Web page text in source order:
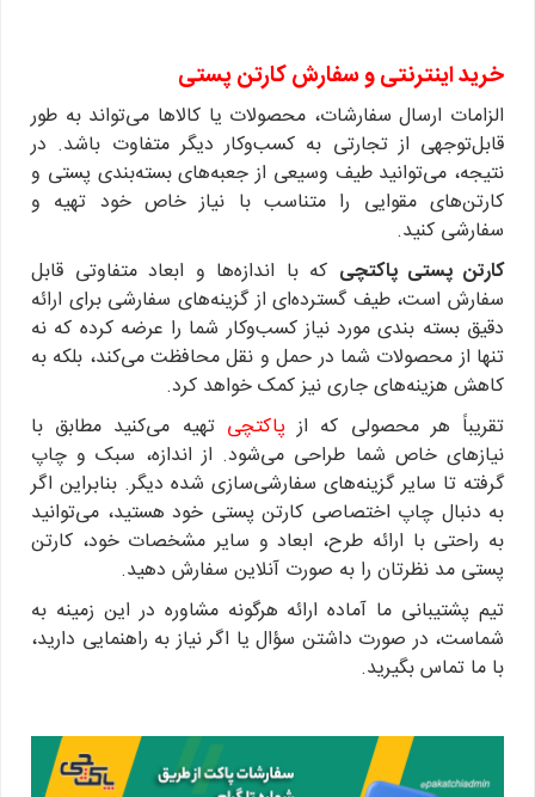
خرید اینترنتی و سفارش کارتن پستی
الزامات ارسال سفارشات، محصولات یا کالاها می‌تواند به طور
قابل‌توجهی از تجارتی به کسب‌وکار دیگر متفاوت باشد. در
نتیجه، می‌توانید طیف وسیعی از جعبه‌های بسته‌بندی پستی و
کارتن‌های مقوایی را متناسب با نیاز خاص خود تهیه و
سفارشی کنید.
کارتن پستی پاکتچی که با اندازه‌ها و ابعاد متفاوتی قابل
سفارش است، طیف گسترده‌ای از گزینه‌های سفارشی برای ارائه
دقیق بسته بندی مورد نیاز کسب‌وکار شما را عرضه کرده که نه
تنها از محصولات شما در حمل و نقل محافظت می‌کند، بلکه به
کاهش هزینه‌های جاری نیز کمک خواهد کرد.
تقریباً هر محصولی که ازپاکتچی تهیه می‌کنید مطابق با
نیازهای خاص شما طراحی می‌شود. از اندازه، سبک و چاپ
گرفته تا سایر گزینه‌های سفارشی‌سازی شده دیگر. بنابراین اگر
به دنبال چاپ اختصاصی کارتن پستی خود هستید، می‌توانید
به راحتی با ارائه طرح، ابعاد و سایر مشخصات خود، کارتن
پستی مد نظرتان را به صورت آنلاین سفارش دهید.
تیم پشتیبانی ما آماده ارائه هرگونه مشاوره در این زمینه به
شماست، در صورت داشتن سؤال یا اگر نیاز به راهنمایی دارید،
با ما تماس بگیرید.